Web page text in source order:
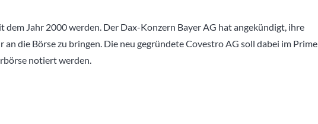
dem Jahr 2000 werden. Der Dax-Konzern Bayer AG hat angekündigt, ihre
die Börse zu bringen. Die neu gegründete Covestro AG soll dabei im Prime
notiert werden.